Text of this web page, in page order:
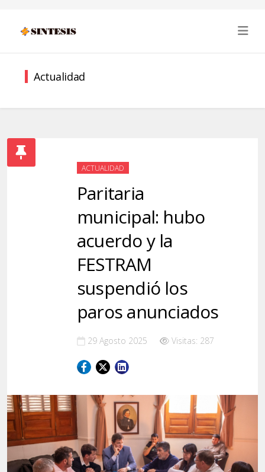
Actualidad
ACTUALIDAD
Paritaria
municipal: hubo
acuerdo y la
FESTRAM
suspendió los
paros anunciados
29 Agosto 2025 Visitas: 287